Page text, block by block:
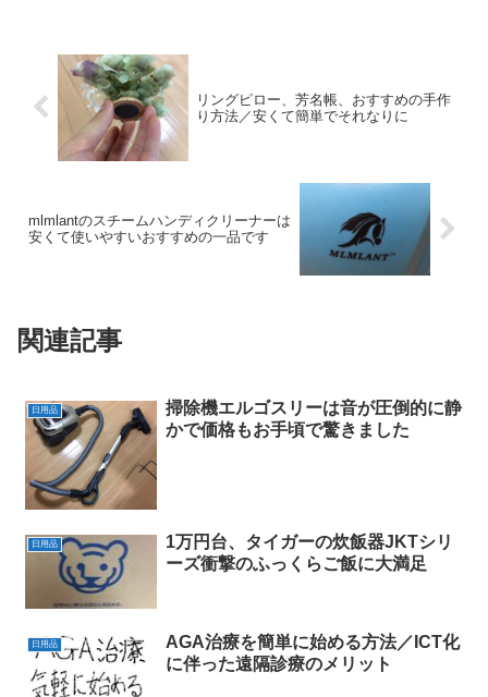
リングピロー、芳名帳、おすすめの手作
り方法／安くて簡単でそれなりに
mlmlantのスチームハンディクリーナーは
安くて使いやすいおすすめの一品です
関連記事
日用品
掃除機エルゴスリーは音が圧倒的に静
かで価格もお手頃で驚きました
日用品
1万円台、タイガーの炊飯器JKTシリ
ーズ衝撃のふっくらご飯に大満足
日用品
AGA治療を簡単に始める方法／ICT化
に伴った遠隔診療のメリット